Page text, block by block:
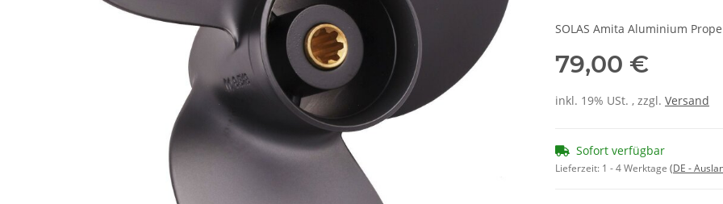
SOLAS Amita Aluminium
79,00 €
inkl. 19% USt. , zzgl. Versand
Sofort verfügbar
Lieferzeit: 1 - 4 Werktage (DE -